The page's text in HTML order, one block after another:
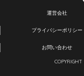
運営会社
プライバシーポリシー
お問い合わせ